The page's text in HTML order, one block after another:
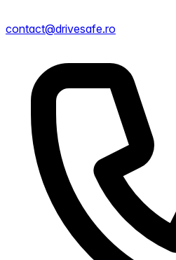
contact@drivesafe.ro